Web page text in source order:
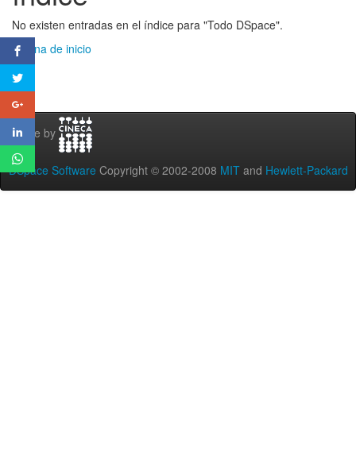
No existen entradas en el índice para "Todo DSpace".
Página de inicio
Theme by
DSpace Software Copyright © 2002-2008 MIT and Hewlett-Packard